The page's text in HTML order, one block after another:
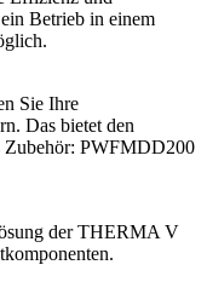
Betrieb in einem
Sie Ihre
Das bietet den
Zubehör: PWFMDD200
der THERMA V